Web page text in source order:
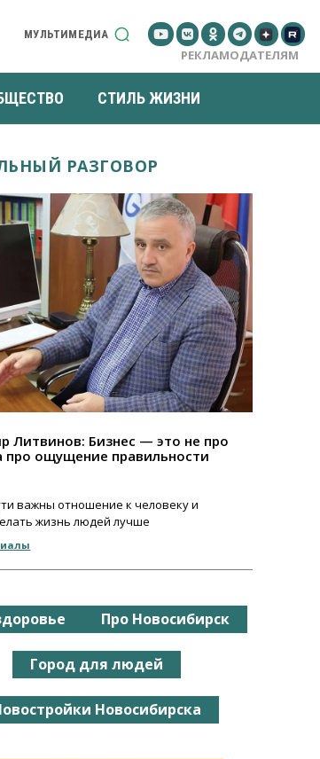
МУЛЬТИМЕДИА
РЕКЛАМОДАТЕЛЯМ
СТИЛЬ ЖИЗНИ
РАЗГОВОР
Литвинов: Бизнес — это не про
про ощущение правильности
важны отношение к человеку и
жизнь людей лучше
Про Новосибирск
Город для людей
Новосибирска